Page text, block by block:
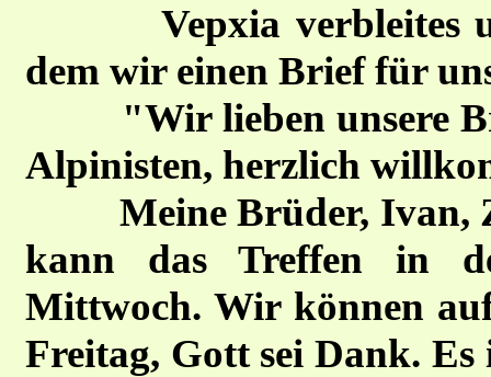
Vepxia verbleites
dem wir einen Brief für
"Wir lieben unsere
Alpinisten, herzlich
Meine Brüder, Ivan,
kann das Treffen in
Mittwoch. Wir können
Freitag, Gott sei Dank.